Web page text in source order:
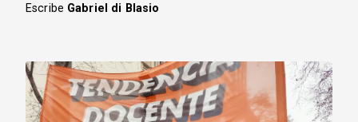
Escribe Gabriel di Blasio